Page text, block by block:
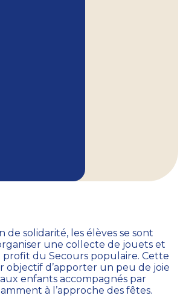
de solidarité, les élèves se sont
une collecte de jouets et
profit du Secours populaire. Cette
objectif d’apporter un peu de joie
enfants accompagnés par
à l’approche des fêtes.